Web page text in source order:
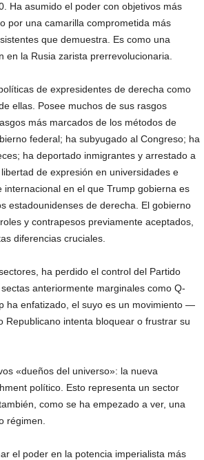
Ha asumido el poder con objetivos más
por una camarilla comprometida más
que demuestra. Es como una
la Rusia zarista prerrevolucionaria.
de expresidentes de derecha como
ellas. Posee muchos de sus rasgos
más marcados de los métodos de
federal; ha subyugado al Congreso; ha
ha deportado inmigrantes y arrestado a
de expresión en universidades e
en el que Trump gobierna es
estadounidenses de derecha. El gobierno
y contrapesos previamente aceptados,
diferencias cruciales.
ha perdido el control del Partido
anteriormente marginales como Q-
ha enfatizado, el suyo es un movimiento —
intenta bloquear o frustrar su
«dueños del universo»: la nueva
político. Esto representa un sector
como se ha empezado a ver, una
régimen.
el poder en la potencia imperialista más